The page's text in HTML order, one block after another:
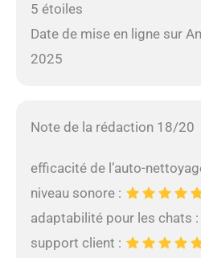
5 étoiles
Date de mise en ligne sur
2025
Note de la rédaction 18/20
efficacité de l’auto-
niveau sonore :
adaptabilité pour les chats :
support client :